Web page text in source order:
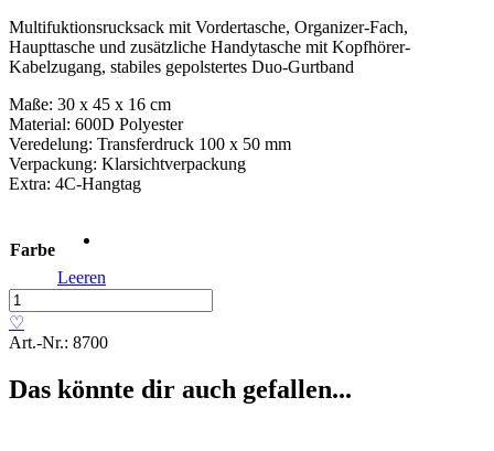
Multifuktionsrucksack mit Vordertasche, Organizer-Fach,
Haupttasche und zusätzliche Handytasche mit Kopfhörer-
Kabelzugang, stabiles gepolstertes Duo-Gurtband
Maße: 30 x 45 x 16 cm
Material: 600D Polyester
Veredelung: Transferdruck 100 x 50 mm
Verpackung: Klarsichtverpackung
Extra: 4C-Hangtag
Farbe
Leeren
Multifunktionsrucksack
»Relax«
Menge
♡
Art.-Nr.: 8700
Das könnte dir auch gefallen...